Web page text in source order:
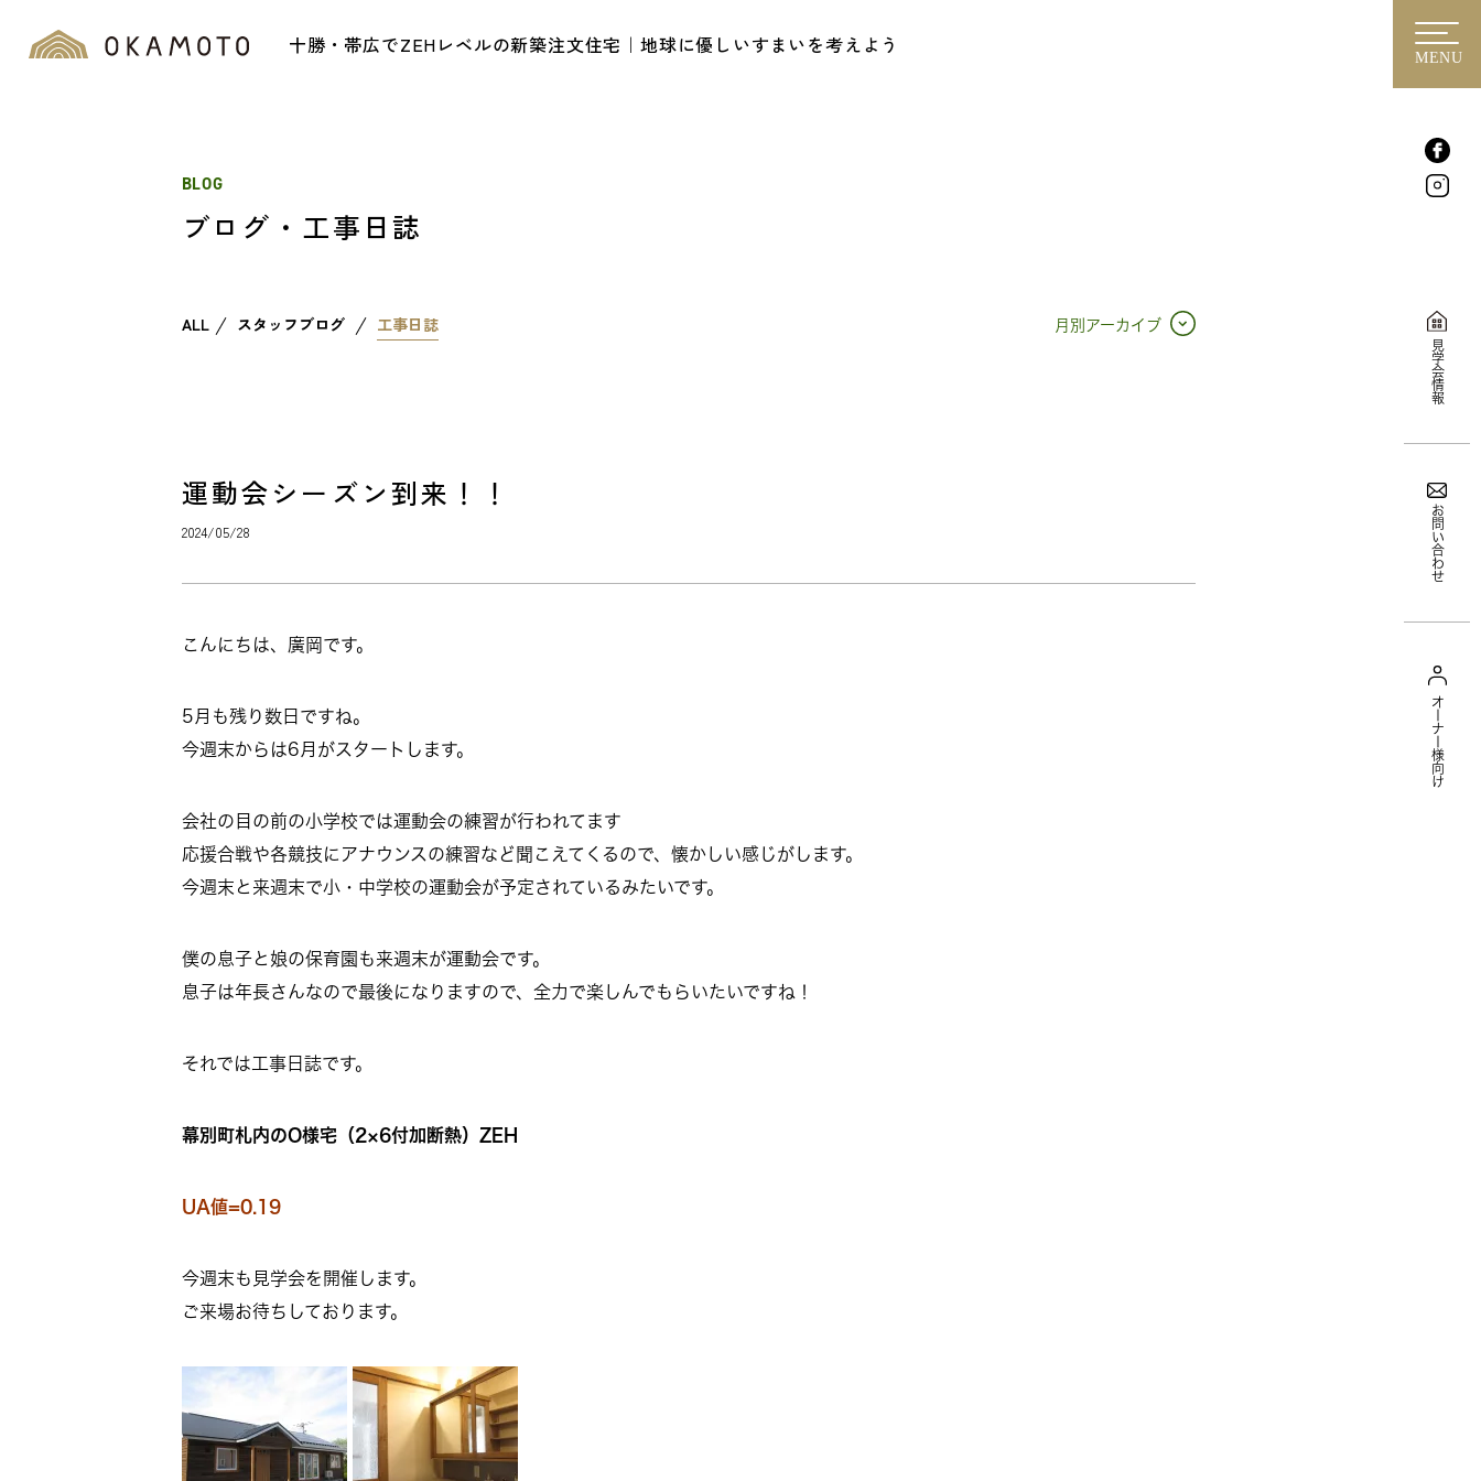
十勝・帯広でZEHレベルの新築注文住宅｜地球に優しいすまいを考えよう
MENU
見学会情報
お問い合わせ
オーナー様向け
BLOG
ブログ・工事日誌
ALL スタッフブログ 工事日誌 月別アーカイブ
運動会シーズン到来！！
2024/05/28
こんにちは、廣岡です。
5月も残り数日ですね。
今週末からは6月がスタートします。
会社の目の前の小学校では運動会の練習が行われてます
応援合戦や各競技にアナウンスの練習など聞こえてくるので、懐かしい感じがします。
今週末と来週末で小・中学校の運動会が予定されているみたいです。
僕の息子と娘の保育園も来週末が運動会です。
息子は年長さんなので最後になりますので、全力で楽しんでもらいたいですね！
それでは工事日誌です。
幕別町札内のO様宅（2×6付加断熱）ZEH
UA値=0.19
今週末も見学会を開催します。
ご来場お待ちしております。